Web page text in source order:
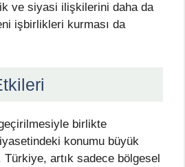
ve siyasi ilişkilerini daha da
işbirlikleri kurması da
birlikte
konumu büyük
artık sadece bölgesel